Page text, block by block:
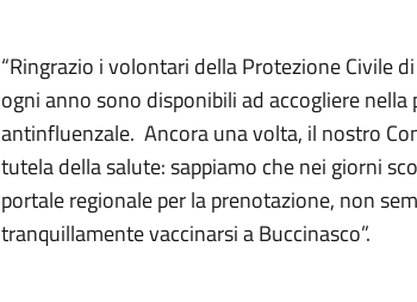
“Ringrazio i volontari della Protezione Civile
ogni anno sono disponibili ad accogliere
antinfluenzale. Ancora una volta, il nostro
tutela della salute: sappiamo che nei giorni
portale regionale per la prenotazione, non
tranquillamente vaccinarsi a Buccinasco”.